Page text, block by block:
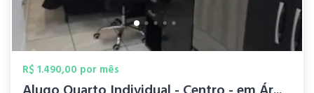
R$ 1.490,00 por mês